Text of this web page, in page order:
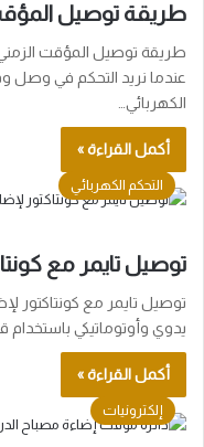
طريقة توصيل المؤقت
طريقة توصيل المؤقت
عندما نريد التحكم في وصل
الكهربائي…
أكمل القراءة »
التحكم الكهربائي
توصيل تايمر مع
توصيل تايمر مع كونتاكتور
يدوي وأوتوماتيكي باستخدام قواطع
أكمل القراءة »
إلكترونيات